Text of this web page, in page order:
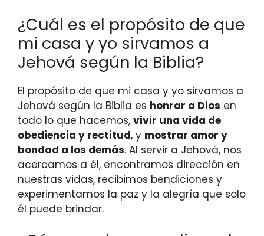
¿Cuál es el propósito de que
mi casa y yo sirvamos a
Jehová según la Biblia?
El propósito de que mi casa y yo sirvamos a
Jehová según la Biblia es honrar a Dios en
todo lo que hacemos, vivir una vida de
obediencia y rectitud, y mostrar amor y
bondad a los demás. Al servir a Jehová, nos
acercamos a él, encontramos dirección en
nuestras vidas, recibimos bendiciones y
experimentamos la paz y la alegría que solo
él puede brindar.